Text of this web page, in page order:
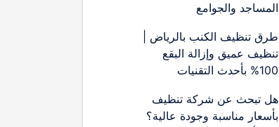
المساجد والجوامع
طرق تنظيف الكنب بالرياض |
تنظيف عميق وإزالة البقع
100% بأحدث التقنيات
هل تبحث عن شركة تنظيف
بأسعار مناسبة وجودة عالية؟